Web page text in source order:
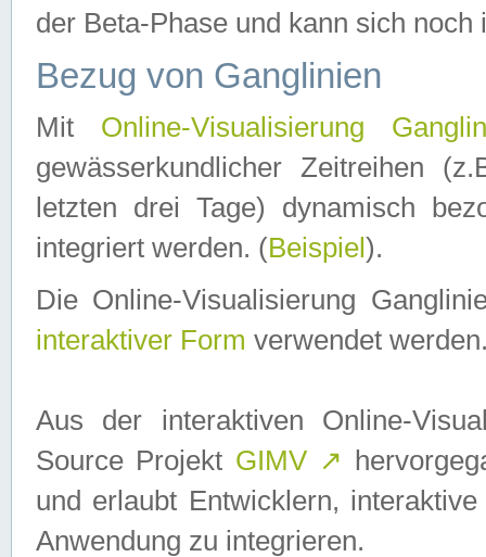
der Beta-Phase und kann sich noch
Bezug von Ganglinien
Mit Online-Visualisierung
gewässerkundlicher Zeitreihen
letzten drei Tage) dynamisch
integriert werden. (Beispiel ).
Die Online-Visualisierung
interaktiver Form verwendet
Aus der interaktiven Online-
Source Projekt GIMV ↗
und erlaubt Entwicklern,
Anwendung zu integrieren.